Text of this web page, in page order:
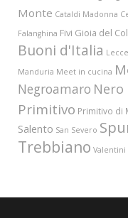
Monte Cataldi Madonna
Falanghina Fivi Gioia del
Buoni d'Italia Lecce
Manduria Meet in cucina
Negroamaro Nero
Primitivo Primitivo di
Salento San Severo
Trebbiano Valentini